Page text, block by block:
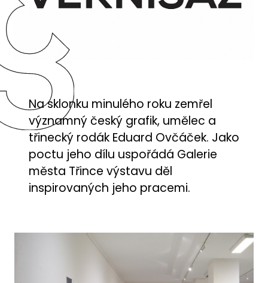
Na sklonku minulého roku zemřel
významný český grafik, umělec a
třinecký rodák Eduard Ovčáček. Jako
poctu jeho dílu uspořádá Galerie
města Třince výstavu děl
inspirovaných jeho pracemi.